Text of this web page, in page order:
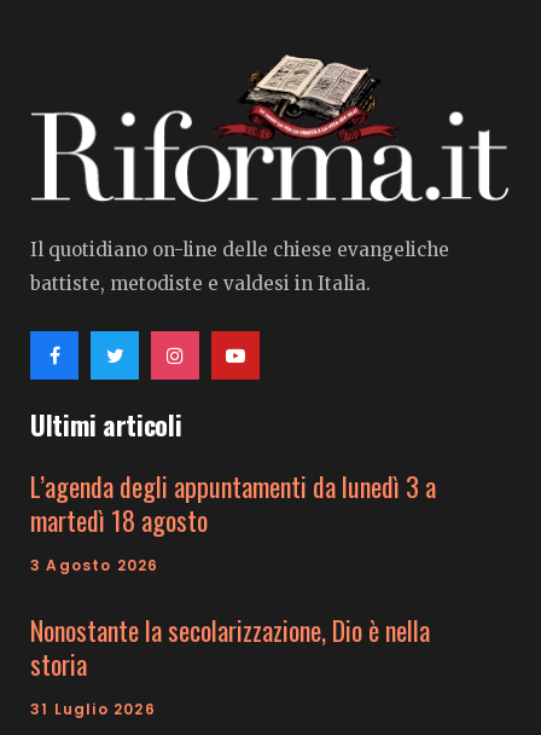
Il quotidiano on-line delle chiese evangeliche
battiste, metodiste e valdesi in Italia.
Ultimi articoli
L’agenda degli appuntamenti da lunedì 3 a
martedì 18 agosto
3 Agosto 2026
Nonostante la secolarizzazione, Dio è nella
storia
31 Luglio 2026